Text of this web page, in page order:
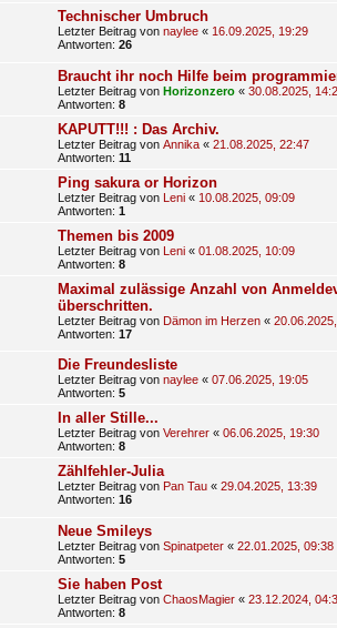
Technischer Umbruch
Letzter Beitrag von naylee « 16.09.2025, 19:29
Antworten: 26
Braucht ihr noch Hilfe beim
Letzter Beitrag von Horizonzero « 30.08.2025,
Antworten: 8
KAPUTT!!! : Das Archiv.
Letzter Beitrag von Annika « 21.08.2025, 22:47
Antworten: 11
Ping sakura or Horizon
Letzter Beitrag von Leni « 10.08.2025, 09:09
Antworten: 1
Themen bis 2009
Letzter Beitrag von Leni « 01.08.2025, 10:09
Antworten: 8
Maximal zulässige Anzahl von
überschritten.
Letzter Beitrag von Dämon im Herzen «
Antworten: 17
Die Freundesliste
Letzter Beitrag von naylee « 07.06.2025, 19:05
Antworten: 5
In aller Stille...
Letzter Beitrag von Verehrer « 06.06.2025, 19:30
Antworten: 8
Zählfehler-Julia
Letzter Beitrag von Pan Tau « 29.04.2025, 13:39
Antworten: 16
Neue Smileys
Letzter Beitrag von Spinatpeter « 22.01.2025, 09:38
Antworten: 5
Sie haben Post
Letzter Beitrag von ChaosMagier « 23.12.2024,
Antworten: 8